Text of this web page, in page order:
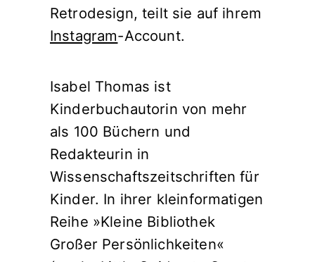
Retrodesign, teilt sie auf ihrem
Instagram-Account.
Isabel Thomas ist
Kinderbuchautorin von mehr
als 100 Büchern und
Redakteurin in
Wissenschaftszeitschriften für
Kinder. In ihrer kleinformatigen
Reihe »Kleine Bibliothek
Großer Persönlichkeiten«